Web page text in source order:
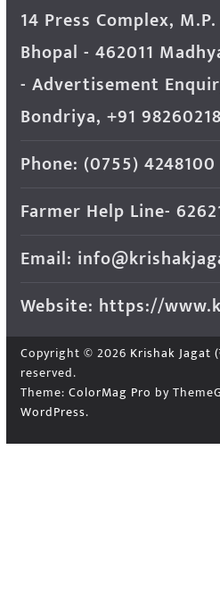
14 Press Complex,
Bhopal - 462011
- Advertisement
Bondriya, +91
Phone: (0755) 4248100
Farmer Help Line-
Email:
Website: https://
Copyright © 2026 Krishak
reserved.
Theme: ColorMag Pro by
WordPress.